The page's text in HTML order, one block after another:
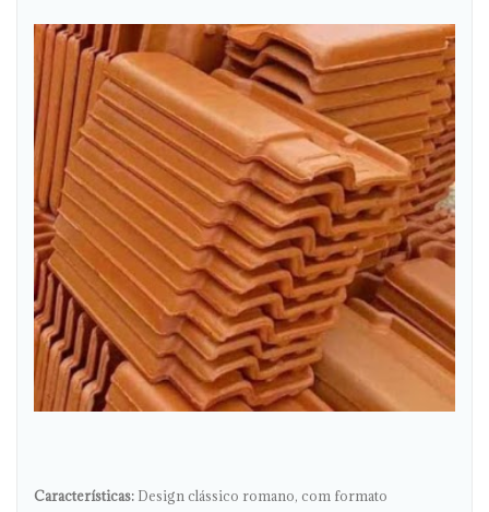
Características: Design clássico romano, com formato